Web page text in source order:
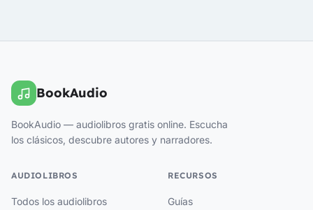
BookAudio
BookAudio — audiolibros gratis online. Escucha
los clásicos, descubre autores y narradores.
AUDIOLIBROS
Todos los audiolibros
RECURSOS
Guías